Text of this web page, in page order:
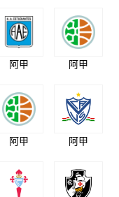
阿甲 阿甲
阿甲 阿甲